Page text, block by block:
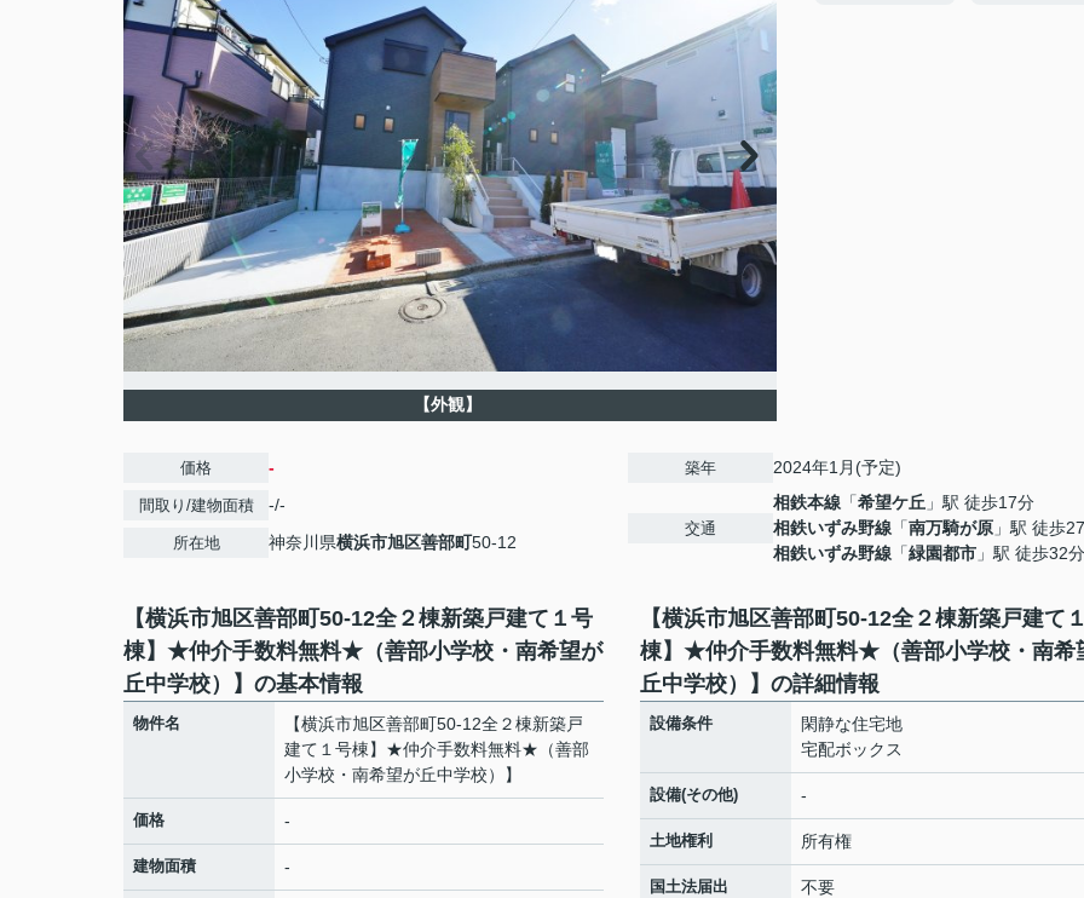
【外観】
価格 -
間取り/建物面積 -/-
所在地 神奈川県横浜市旭区善部町50-12
築年 2024年1月(予定)
交通
相鉄本線 「希望ケ丘 」駅 徒歩17分
相鉄いずみ野線 「南万騎が原 」駅 徒歩
相鉄いずみ野線 「緑園都市 」駅 徒歩32分
【横浜市旭区善部町50-12全２棟新築戸建て１号
棟】★仲介手数料無料★（善部小学校・南希望が
丘中学校）】の基本情報
物件名
【横浜市旭区善部町50-12全２棟新築戸
建て１号棟】★仲介手数料無料★（善部
小学校・南希望が丘中学校）】
価格 -
建物面積 -
【横浜市旭区善部町50-12全２棟新築戸建て
棟】★仲介手数料無料★（善部小学校・南希
丘中学校）】の詳細情報
設備条件
閑静な住宅地
宅配ボックス
設備(その他) -
土地権利 所有権
国土法届出 不要